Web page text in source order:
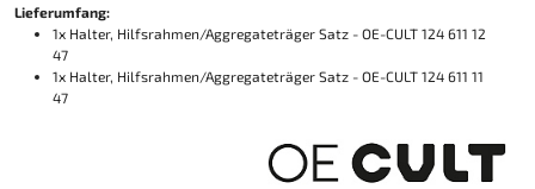
Lieferumfang:
1x Halter, Hilfsrahmen/Aggregateträger Satz - OE-CULT 124 611 12
47
1x Halter, Hilfsrahmen/Aggregateträger Satz - OE-CULT 124 611 11
47